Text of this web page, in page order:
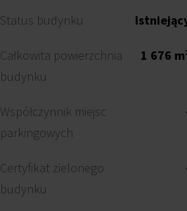
Status budynku
Całkowita powierzchnia
budynku
1 676
Współczynnik miejsc
parkingowych
Certyfikat zielonego
budynku